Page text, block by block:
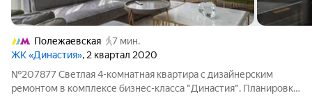
Полежаевская
7 мин.
ЖК «Династия», 2 квартал 2020
№207877 Светлая 4-комнатная квартира с дизайнерским
ремонтом в комплексе бизнес-класса "Династия". Планировка: